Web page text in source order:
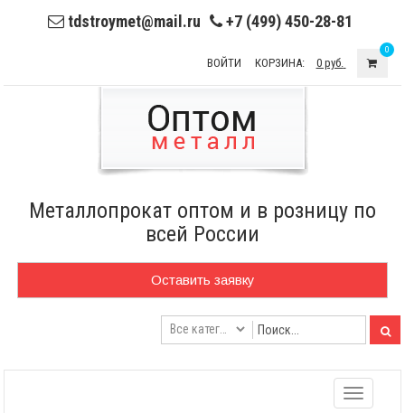
tdstroymet@mail.ru +7 (499) 450-28-81
ВОЙТИ КОРЗИНА: 0 руб.
0
Металлопрокат оптом и в розницу по
всей России
Оставить заявку
Toggle